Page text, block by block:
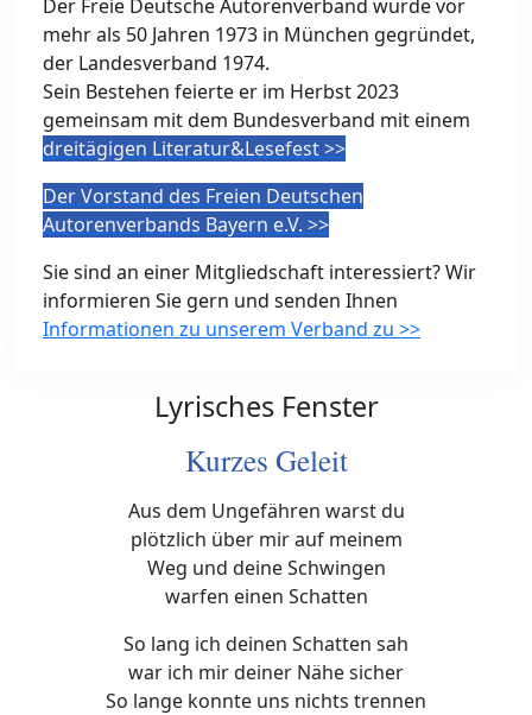
Der Freie Deutsche Autorenverband wurde vor
mehr als 50 Jahren 1973 in München gegründet,
der Landesverband 1974.
Sein Bestehen feierte er im Herbst 2023
gemeinsam mit dem Bundesverband mit einem
dreitägigen Literatur&Lesefest >>
Der Vorstand des Freien Deutschen
Autorenverbands Bayern e.V. >>
Sie sind an einer Mitgliedschaft interessiert? Wir
informieren Sie gern und senden Ihnen
Informationen zu unserem Verband zu >>
Lyrisches Fenster
Kurzes Geleit
Aus dem Ungefähren warst du
plötzlich über mir auf meinem
Weg und deine Schwingen
warfen einen Schatten
So lang ich deinen Schatten sah
war ich mir deiner Nähe sicher
So lange konnte uns nichts trennen